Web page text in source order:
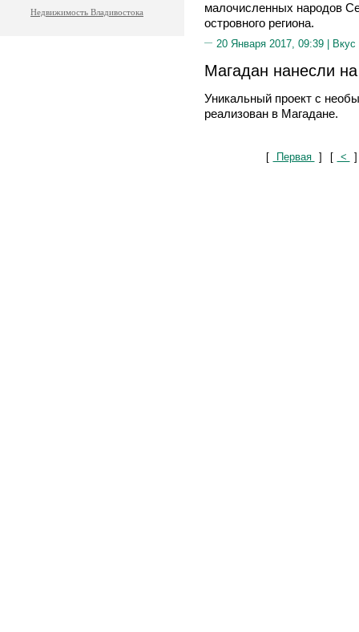
Недвижимость Владивостока
малочисленных народов
островного региона.
20 Января 2017, 09:39 | Вкус
Магадан нанесли на
Уникальный проект с
реализован в Магадане.
[ Первая ] [ < ]